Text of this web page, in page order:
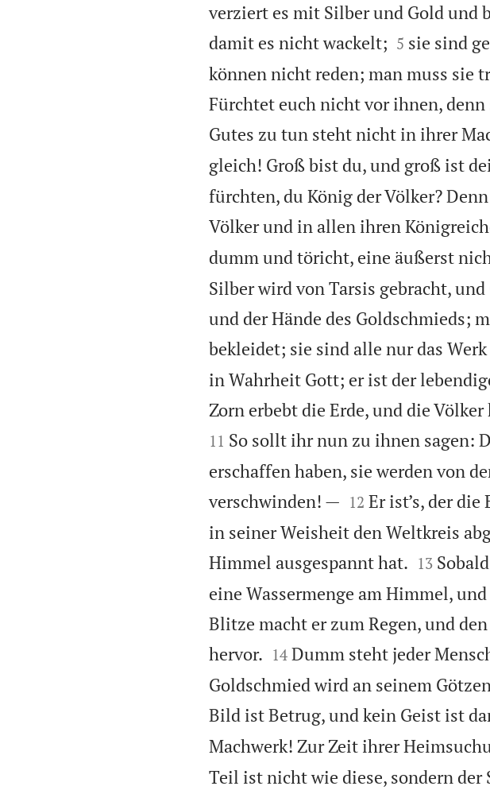
verziert es mit Silber und Gold und
damit es nicht wackelt;
5 sie sind
können nicht reden; man muss sie
Fürchtet euch nicht vor ihnen,
Gutes zu tun steht nicht in ihrer
gleich! Groß bist du, und groß ist
fürchten, du König der Völker?
Völker und in allen ihren
dumm und töricht, eine äußerst
Silber wird von Tarsis gebracht,
und der Hände des Goldschmieds;
bekleidet; sie sind alle nur das
in Wahrheit Gott; er ist der
Zorn erbebt die Erde, und die
11 So sollt ihr nun zu ihnen sagen:
erschaffen haben, sie werden von
verschwinden! —
12 Er ist’s, der
in seiner Weisheit den Weltkreis
Himmel ausgespannt hat.
13
eine Wassermenge am Himmel,
Blitze macht er zum Regen, und
hervor.
14 Dumm steht jeder
Goldschmied wird an seinem
Bild ist Betrug, und kein Geist ist
Machwerk! Zur Zeit ihrer
Teil ist nicht wie diese, sondern